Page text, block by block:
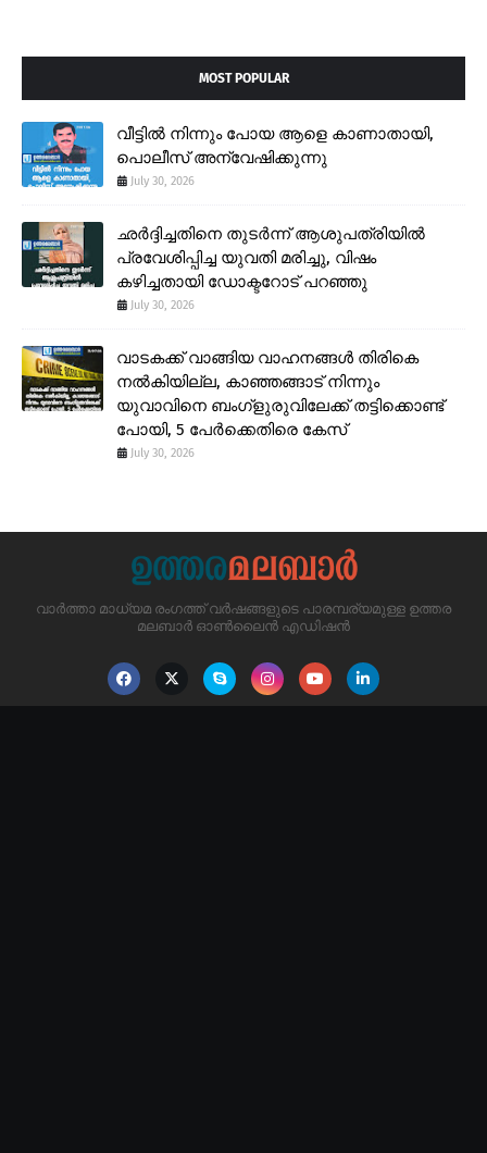
MOST POPULAR
വീട്ടിൽ നിന്നും പോയ ആളെ കാണാതായി,
പൊലീസ് അന്വേഷിക്കുന്നു
July 30, 2026
ഛർദ്ദിച്ചതിനെ തുടർന്ന് ആശുപത്രിയിൽ
പ്രവേശിപ്പിച്ച യുവതി മരിച്ചു, വിഷം
കഴിച്ചതായി ഡോക്ടറോട് പറഞ്ഞു
July 30, 2026
വാടകക്ക് വാങ്ങിയ വാഹനങ്ങൾ തിരികെ
നൽകിയില്ല, കാഞ്ഞങ്ങാട് നിന്നും
യുവാവിനെ ബംഗ്ളുരുവിലേക്ക് തട്ടിക്കൊണ്ട്
പോയി, 5 പേർക്കെതിരെ കേസ്
July 30, 2026
വാർത്താ മാധ്യമ രംഗത്ത് വർഷങ്ങളുടെ പാരമ്പര്യമുള്ള ഉത്തര
മലബാർ ഓൺലൈൻ എഡിഷൻ